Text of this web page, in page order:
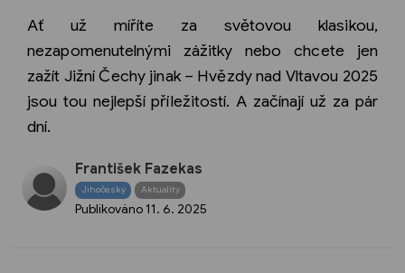
Ať už míříte za světovou klasikou,
nezapomenutelnými zážitky nebo chcete jen
zažít Jižní Čechy jinak – Hvězdy nad Vltavou 2025
jsou tou nejlepší příležitostí. A začínají už za pár
dní.
František Fazekas
Jihočeský Aktuality
Publikováno 11. 6. 2025